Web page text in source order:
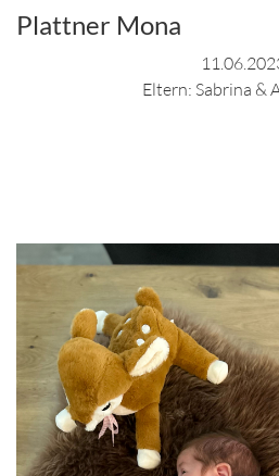
Plattner Mona
Eltern: Sabrina &